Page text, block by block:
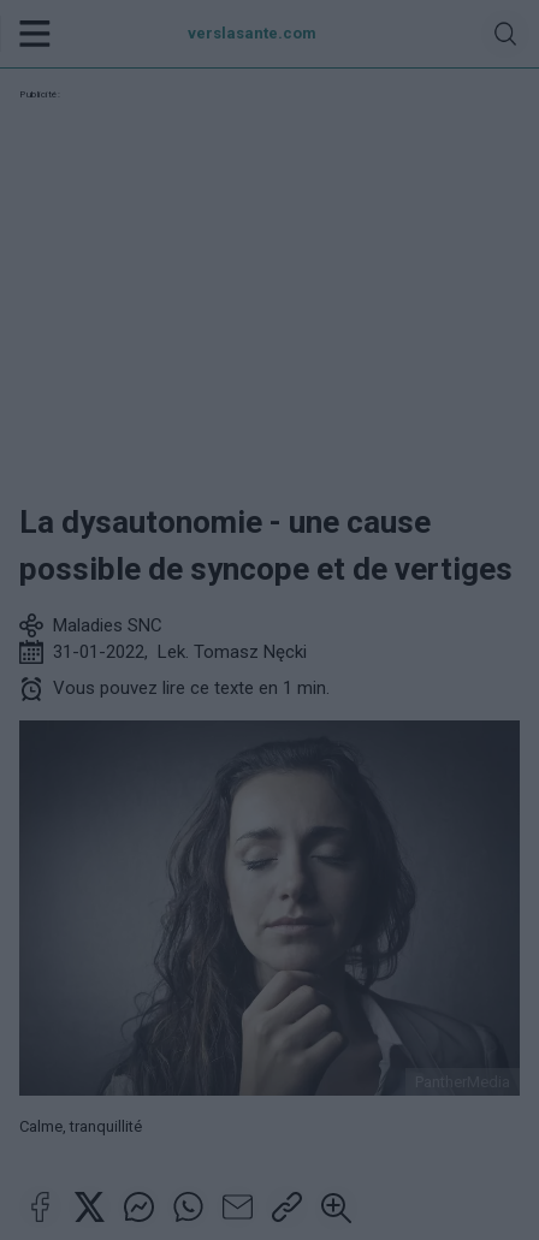
verslasante.com
Publicité:
La dysautonomie - une cause
possible de syncope et de vertiges
Maladies SNC
31-01-2022, Lek. Tomasz Nęcki
Vous pouvez lire ce texte en 1 min.
Calme, tranquillité